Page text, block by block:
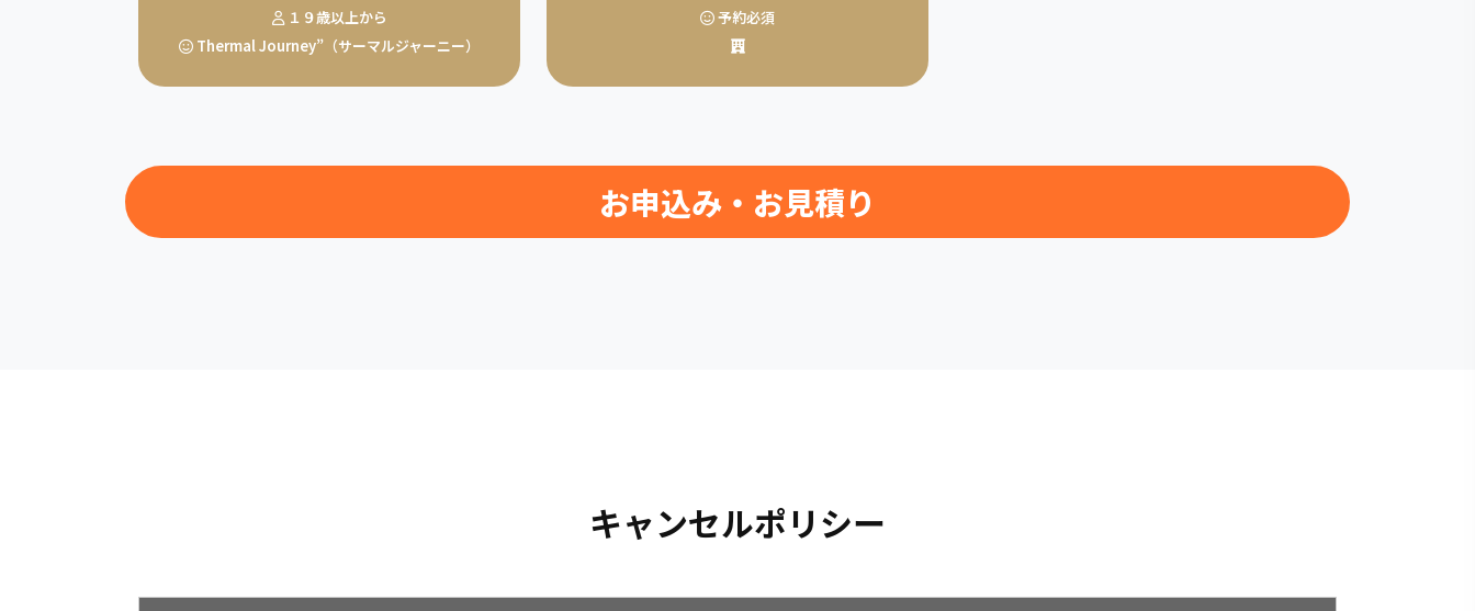
１９歳以上から
Thermal Journey”（サーマルジャーニー）
予約必須
お申込み・お見積り
キャンセルポリシー